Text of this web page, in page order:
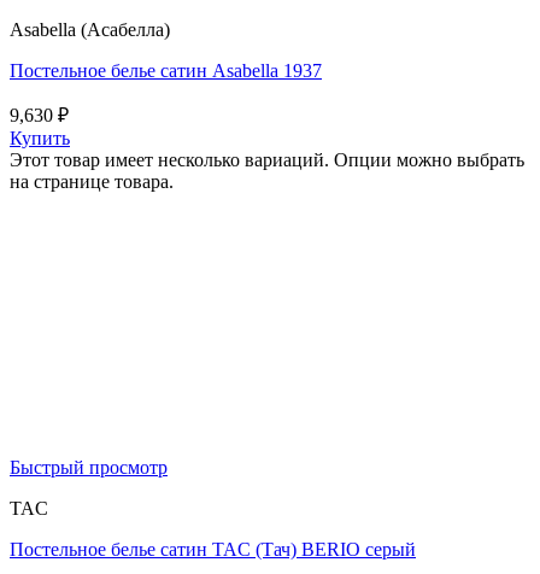
Asabella (Асабелла)
Постельное белье сатин Asabella 1937
9,630 ₽
Купить
Этот товар имеет несколько вариаций. Опции можно выбрать
на странице товара.
Быстрый просмотр
TAC
Постельное белье сатин TAC (Тач) BERIO серый